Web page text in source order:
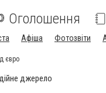
Оголошення
Афіша Фотозвіти
євро
джерело